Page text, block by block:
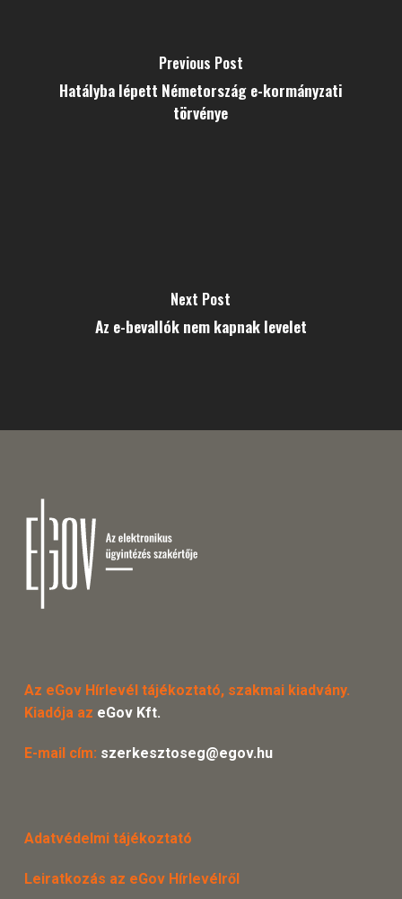
Previous Post
Hatályba lépett Németország e-kormányzati
törvénye
Next Post
Az e-bevallók nem kapnak levelet
Az eGov Hírlevél tájékoztató, szakmai kiadvány.
Kiadója az eGov Kft.
E-mail cím: szerkesztoseg@egov.hu
Adatvédelmi tájékoztató
Leiratkozás az eGov Hírlevélről